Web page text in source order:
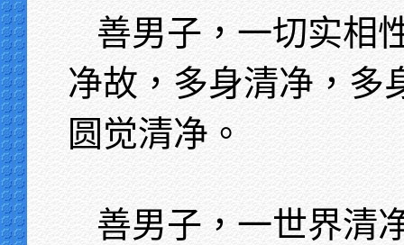
善男子，一切实相
净故，多身清净，多
圆觉清净。
善男子，一世界清